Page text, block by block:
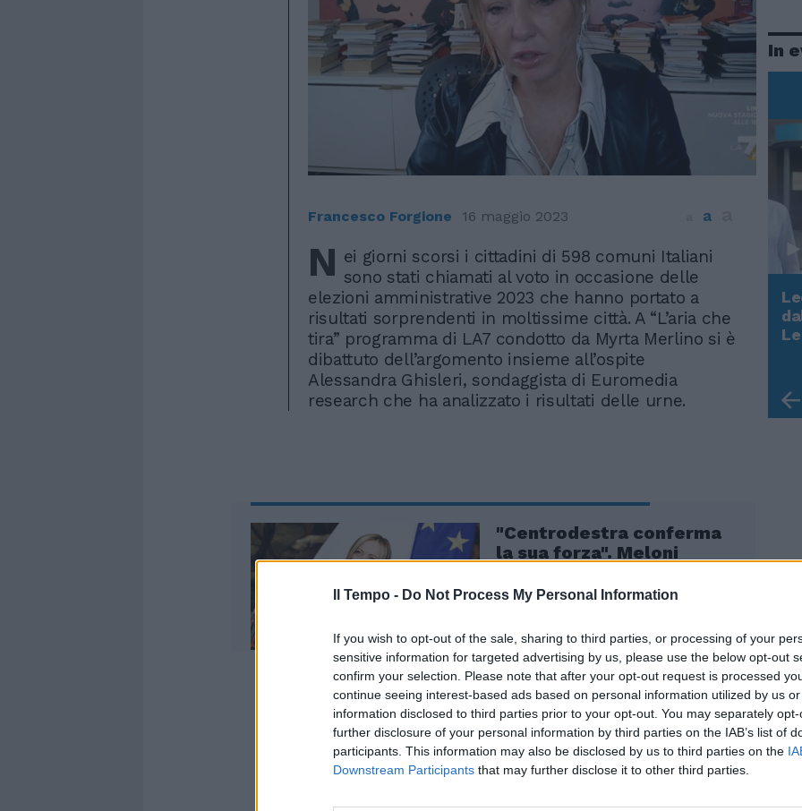
Il Tempo - Do Not Process My Personal Information
If you wish to opt-out of the sale, sharing to third parties, or processing of your
sensitive information for targeted advertising by us, please use the below opt-out
confirm your selection. Please note that after your opt-out request is processed
continue seeing interest-based ads based on personal information utilized by us
information disclosed to third parties prior to your opt-out. You may separately
further disclosure of your personal information by third parties on the IAB’s list of
participants. This information may also be disclosed by us to third parties on the
Downstream Participants that may further disclose it to other third parties.
Francesco Forgione 16 maggio 2023 a
N ei giorni scorsi i cittadini di 598 comuni Italiani
sono stati chiamati al voto in occasione delle
elezioni amministrative 2023 che hanno portato a
risultati sorprendenti in moltissime città. A “L’aria che
tira” programma di LA7 condotto da Myrta Merlino si è
dibattuto dell’argomento insieme all’ospite
Alessandra Ghisleri, sondaggista di Euromedia
research che ha analizzato i risultati delle urne.
"Centrodestra conferma
la sua forza". Meloni
governo
“Il dato significativo di queste amministrative è che
su 100 persone 40 non sono andate a votare,
sicuramente un trend in sviluppo negativo” esordisce
Ghisleri sottolineando il progressivo quanto
In
Rudy Giuliani a Come States?
Trump, Meloni e la strategia
americana